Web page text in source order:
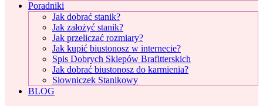
Poradniki
Jak dobrać stanik?
Jak założyć stanik?
Jak przeliczać rozmiary?
Jak kupić biustonosz w internecie?
Spis Dobrych Sklepów Brafitterskich
Jak dobrać biustonosz do karmienia?
Słowniczek Stanikowy
BLOG